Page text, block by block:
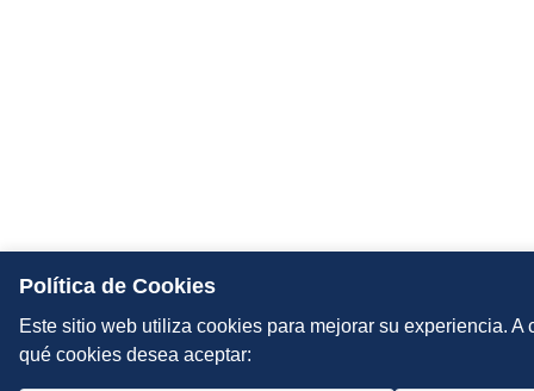
Política de Cookies
Este sitio web utiliza cookies para mejorar su experiencia.
qué cookies desea aceptar: